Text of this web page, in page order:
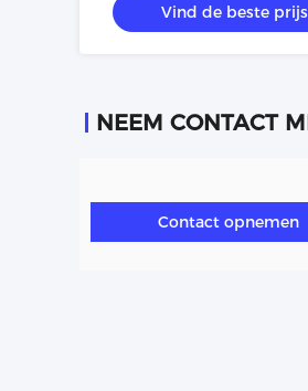
Vind de beste prijs
Contact opnemen